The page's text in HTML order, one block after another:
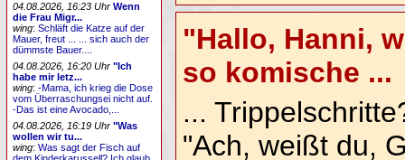
"Hallo, Hanni,
so komische ...
...
"Ach, weißt du,
04.08.2026, 16:23 Uhr Wenn
die Frau Migr...
wing:Schläft die Katze auf der
Mauer, freut ... ... sich auch der
dümmste Bauer....
04.08.2026, 16:20 Uhr "Ich
habe mir letz...
wing:-Mama, ich krieg die Dose
vom Überraschungsei nicht auf.
-Das ist eine Avocado,...
04.08.2026, 16:19 Uhr "Was
wollen wir tu...
wing:Was sagt der Fisch auf